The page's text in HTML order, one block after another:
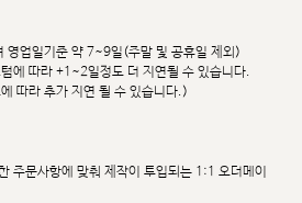
영업일기준 약 7~9일(주말 및 공휴일 제외)
에 따라 +1~2일정도 더 지연될 수 있습니다.
따라 추가 지연 될 수 있습니다.)
주문사항에 맞춰 제작이 투입되는 1:1 오더메이